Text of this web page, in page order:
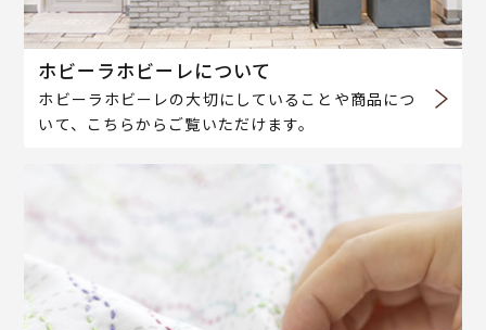
ホビーラホビーレについて
ホビーラホビーレの大切にしていることや商品につ
いて、こちらからご覧いただけます。